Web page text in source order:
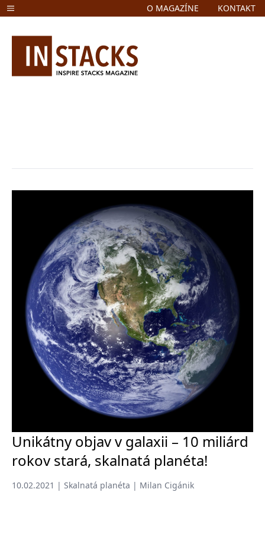
O MAGAZÍNE KONTAKT
Unikátny objav v galaxii – 10 miliárd
rokov stará, skalnatá planéta!
10.02.2021 | Skalnatá planéta | Milan Cigánik